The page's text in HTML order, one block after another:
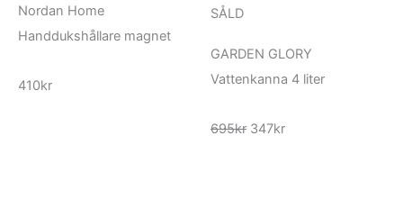
Nordan Home
Handdukshållare magnet
410kr
SÅLD
GARDEN GLORY
Vattenkanna 4 liter
695kr Det
ursprungliga
347krDet